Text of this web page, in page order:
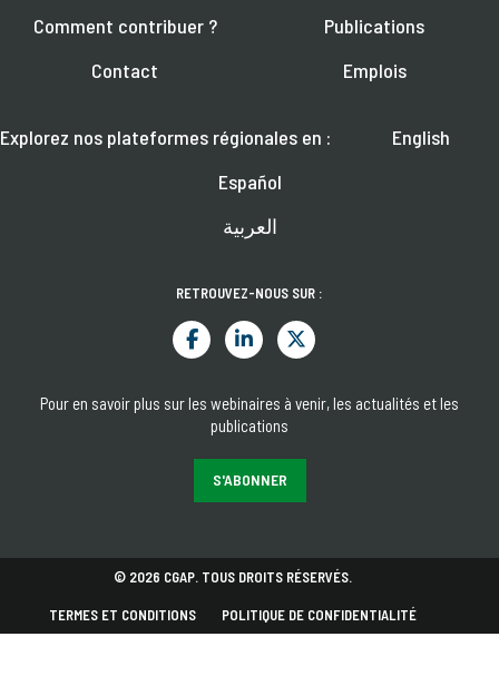
Comment contribuer ?
Contact
Publications
Emplois
Explorez nos plateformes régionales en :
English
Español
العربية
RETROUVEZ-NOUS SUR :
Pour en savoir plus sur les webinaires à venir, les actualités et les
publications
S'ABONNER
© 2026 CGAP. TOUS DROITS RÉSERVÉS.
TERMES ET CONDITIONS POLITIQUE DE CONFIDENTIALITÉ